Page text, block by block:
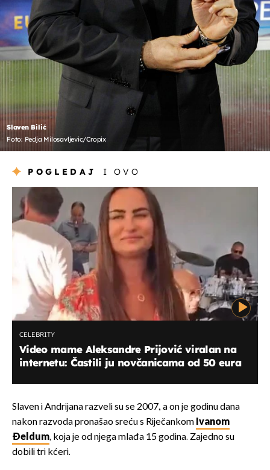
Slaven Bilić
Foto: Pedja Milosavljevic/Cropix
POGLEDAJ I OVO
CELEBRITY
Video mame Aleksandre Prijović viralan na
internetu: Častili ju novčanicama od 50 eura
Slaven i Andrijana razveli su se 2007., a on je godinu dana
nakon razvoda pronašao sreću s Riječankom Ivanom
Đeldum, koja je od njega mlađa 15 godina. Zajedno su
dobili tri kćeri.